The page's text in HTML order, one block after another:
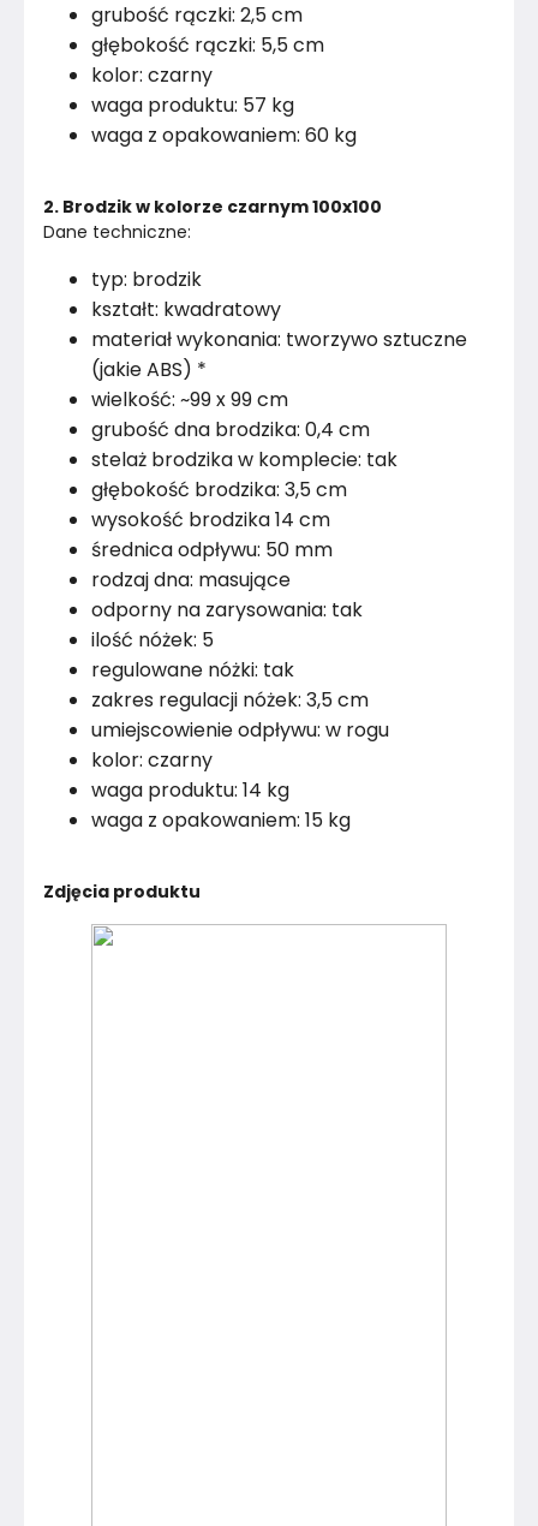
grubość rączki: 2,5 cm
głębokość rączki: 5,5 cm
kolor: czarny
waga produktu: 57 kg
waga z opakowaniem: 60 kg
2. Brodzik w kolorze czarnym 100x100
Dane techniczne:
typ: brodzik
kształt: kwadratowy
materiał wykonania: tworzywo sztuczne
(jakie ABS) *
wielkość: ~99 x 99 cm
grubość dna brodzika: 0,4 cm
stelaż brodzika w komplecie: tak
głębokość brodzika: 3,5 cm
wysokość brodzika 14 cm
średnica odpływu: 50 mm
rodzaj dna: masujące
odporny na zarysowania: tak
ilość nóżek: 5
regulowane nóżki: tak
zakres regulacji nóżek: 3,5 cm
umiejscowienie odpływu: w rogu
kolor: czarny
waga produktu: 14 kg
waga z opakowaniem: 15 kg
Zdjęcia produktu